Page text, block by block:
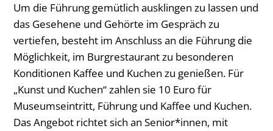
Um die Führung gemütlich ausklingen zu lassen und
das Gesehene und Gehörte im Gespräch zu
vertiefen, besteht im Anschluss an die Führung die
Möglichkeit, im Burgrestaurant zu besonderen
Konditionen Kaffee und Kuchen zu genießen. Für
„Kunst und Kuchen“ zahlen sie 10 Euro für
Museumseintritt, Führung und Kaffee und Kuchen.
Das Angebot richtet sich an Senior*innen, mit